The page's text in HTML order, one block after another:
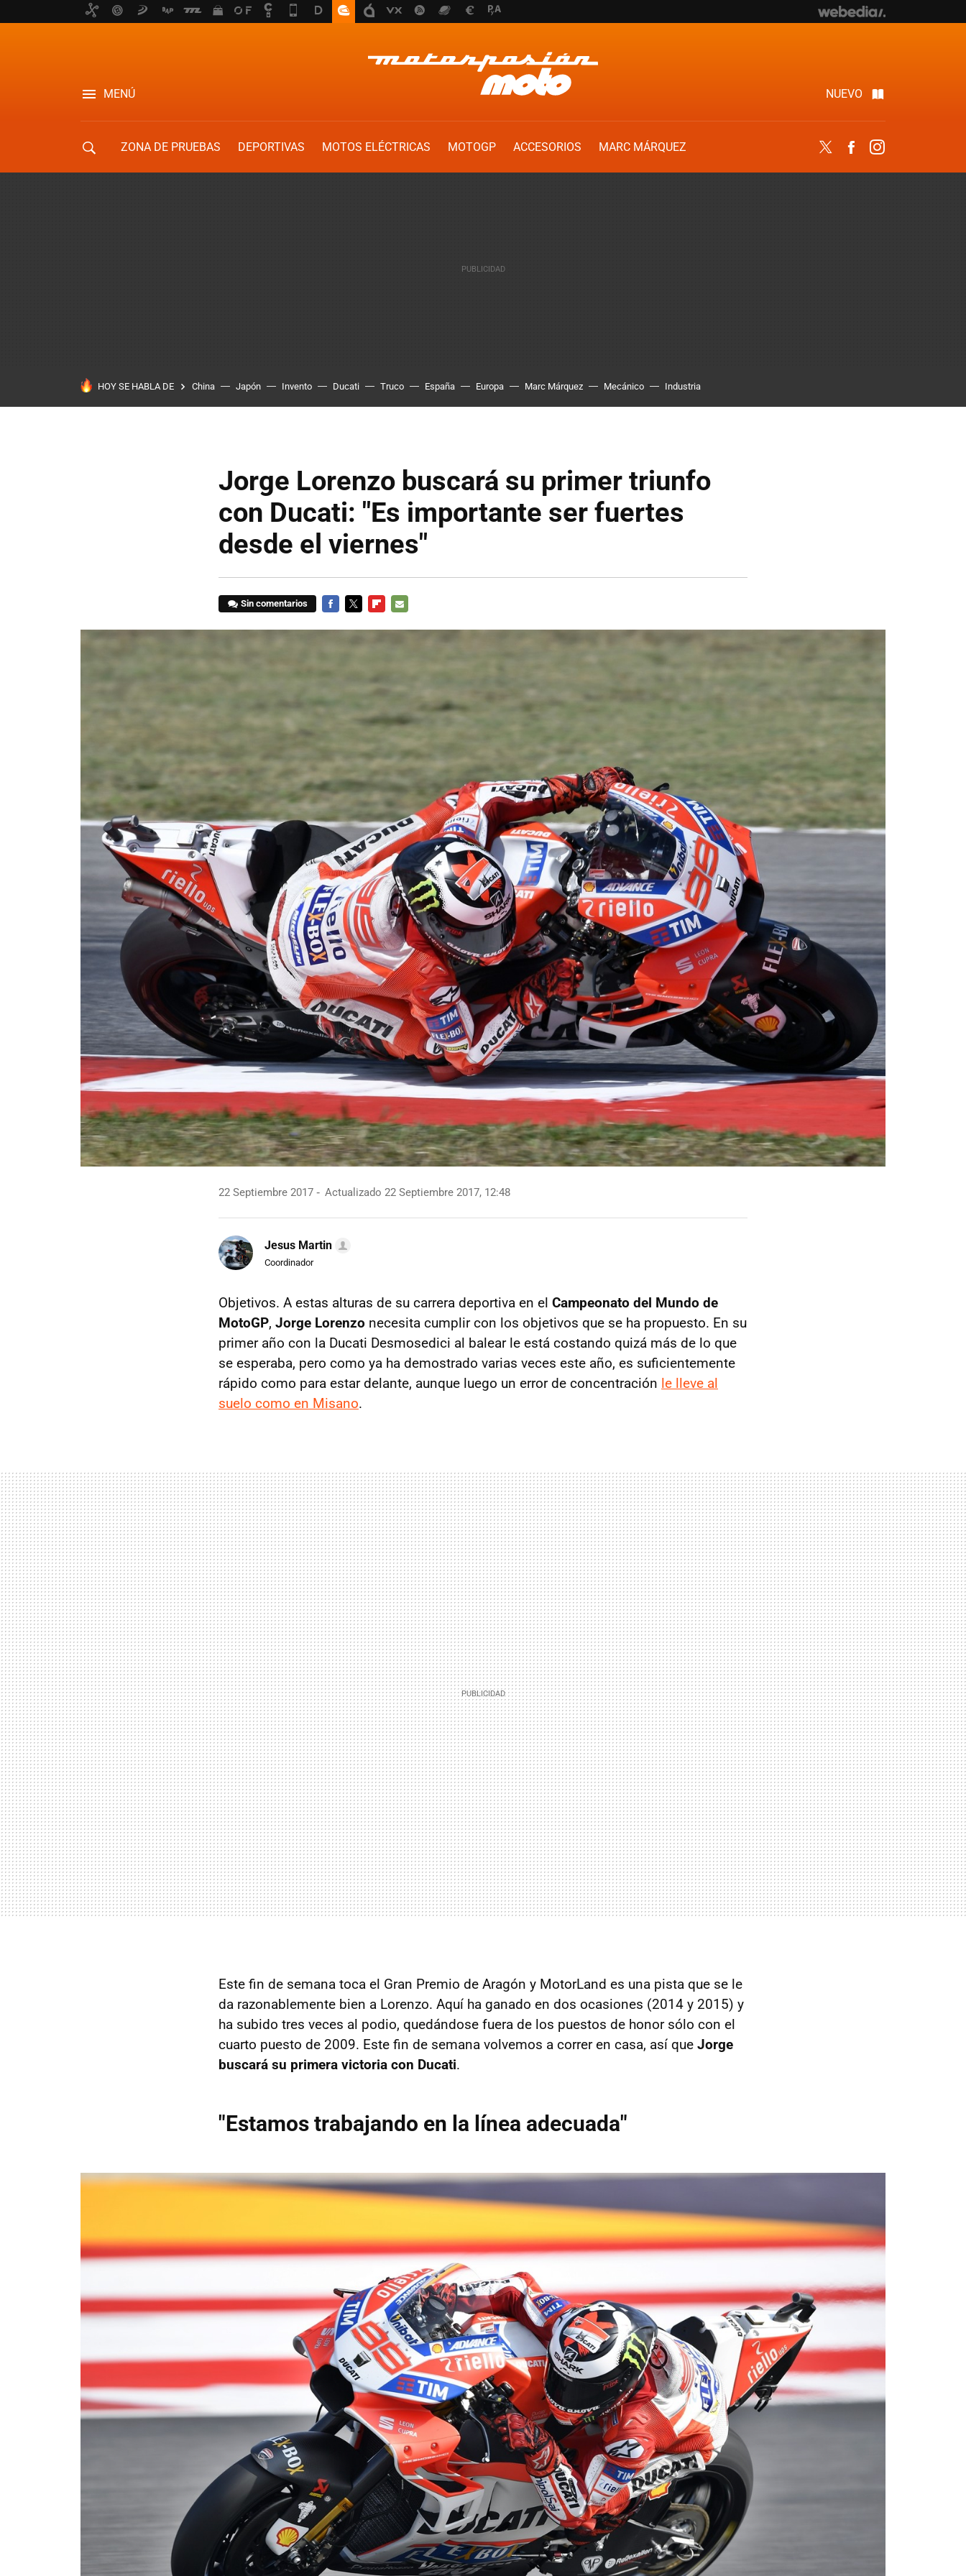
MENÚ NUEVO
ZONA DE PRUEBAS DEPORTIVAS MOTOS ELÉCTRICAS MOTOGP ACCESORIOS
MARC MÁRQUEZ
Twitter Facebook
HOY SE HABLA DE China Japón Invento Ducati Truco España Europa Marc Márquez Mecánico Industria
Jorge Lorenzo buscará su primer triunfo
con Ducati: "Es importante ser fuertes
desde el viernes"
Sin comentarios
22 Septiembre 2017 Actualizado 22 Septiembre 2017, 12:48
Jesus Martin
Coordinador
Objetivos. A estas alturas de su carrera deportiva en el Campeonato del Mundo de
MotoGP, Jorge Lorenzo necesita cumplir con los objetivos que se ha propuesto. En su
primer año con la Ducati Desmosedici al balear le está costando quizá más de lo que
se esperaba, pero como ya ha demostrado varias veces este año, es suficientemente
rápido como para estar delante, aunque luego un error de concentración le lleve al
suelo como en Misano.
Este fin de semana toca el Gran Premio de Aragón y MotorLand es una pista que se le
da razonablemente bien a Lorenzo. Aquí ha ganado en dos ocasiones (2014 y 2015) y
ha subido tres veces al podio, quedándose fuera de los puestos de honor sólo con el
cuarto puesto de 2009. Este fin de semana volvemos a correr en casa, así que Jorge
buscará su primera victoria con Ducati.
"Estamos trabajando en la línea adecuada"